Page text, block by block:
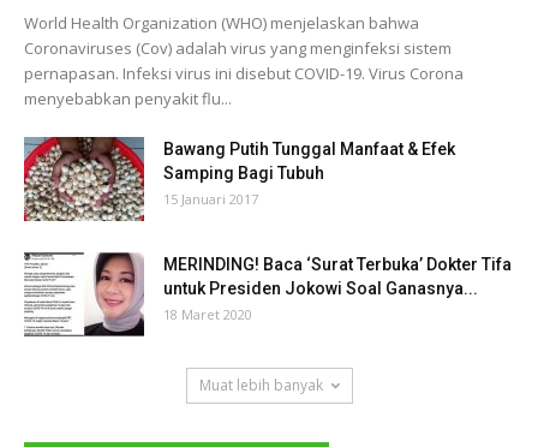
World Health Organization (WHO) menjelaskan bahwa
Coronaviruses (Cov) adalah virus yang menginfeksi sistem
pernapasan. Infeksi virus ini disebut COVID-19. Virus Corona
menyebabkan penyakit flu...
Bawang Putih Tunggal Manfaat & Efek
Samping Bagi Tubuh
15 Januari 2017
MERINDING! Baca ‘Surat Terbuka’ Dokter Tifa
untuk Presiden Jokowi Soal Ganasnya...
18 Maret 2020
Muat lebih banyak